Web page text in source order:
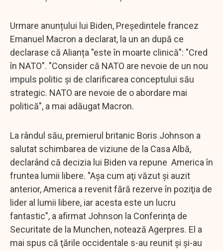
Urmare anunțului lui Biden, Președintele francez
Emanuel Macron a declarat, la un an după ce
declarase că Alianța "este în moarte clinică": "Cred
în NATO". "Consider că NATO are nevoie de un nou
impuls politic şi de clarificarea conceptului său
strategic. NATO are nevoie de o abordare mai
politică", a mai adăugat Macron.
La rândul său, premierul britanic Boris Johnson a
salutat schimbarea de viziune de la Casa Albă,
declarând că decizia lui Biden va repune America în
fruntea lumii libere. "Aşa cum aţi văzut şi auzit
anterior, America a revenit fără rezerve în poziţia de
lider al lumii libere, iar acesta este un lucru
fantastic", a afirmat Johnson la Conferinţa de
Securitate de la Munchen, notează Agerpres. El a
mai spus că ţările occidentale s-au reunit şi şi-au